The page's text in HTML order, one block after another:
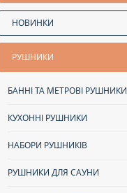
НОВИНКИ
РУШНИКИ
БАННІ ТА МЕТРОВІ РУШНИКИ
КУХОННІ РУШНИКИ
НАБОРИ РУШНИКІВ
РУШНИКИ ДЛЯ САУНИ